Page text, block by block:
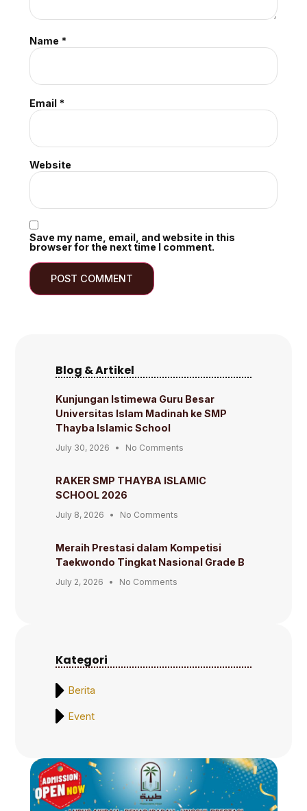
Name *
Email *
Website
Save my name, email, and website in this
browser for the next time I comment.
Blog & Artikel
Kunjungan Istimewa Guru Besar
Universitas Islam Madinah ke SMP
Thayba Islamic School
July 30, 2026 No Comments
RAKER SMP THAYBA ISLAMIC
SCHOOL 2026
July 8, 2026 No Comments
Meraih Prestasi dalam Kompetisi
Taekwondo Tingkat Nasional Grade B
July 2, 2026 No Comments
Kategori
Berita
Event